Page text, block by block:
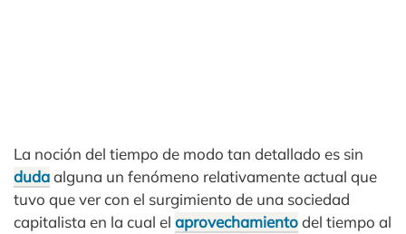
La noción del tiempo de modo tan detallado es sin
dudaalguna un fenómeno relativamente actual que
tuvo que ver con el surgimiento de una sociedad
capitalista en la cual el aprovechamientodel tiempo al